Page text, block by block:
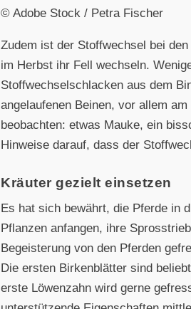
© Adobe Stock / Petra Fischer
Zudem ist der Stoffwechsel bei
im Herbst ihr Fell wechseln.
Stoffwechselschlacken aus dem
angelaufenen Beinen, vor allem
beobachten: etwas Mauke, ein
Hinweise darauf, dass der
Kräuter gezielt einsetzen
Es hat sich bewährt, die Pferde in
Pflanzen anfangen, ihre
Begeisterung von den Pferden
Die ersten Birkenblätter sind
erste Löwenzahn wird gerne